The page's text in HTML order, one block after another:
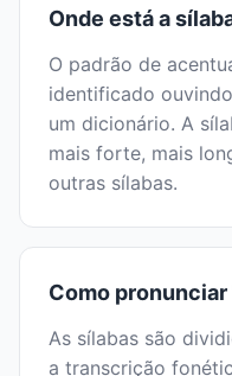
Onde está a
O padrão de
identificado
um dicionário. A
mais forte, mais
outras sílabas.
Como
As sílabas são
a transcrição